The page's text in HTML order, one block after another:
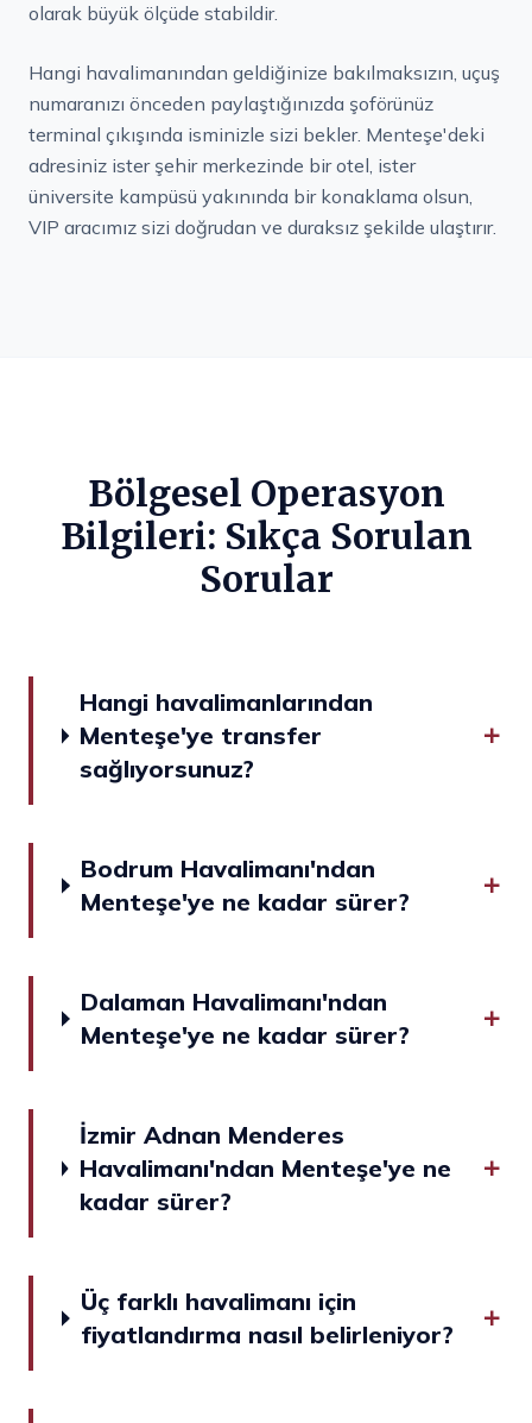
olarak büyük ölçüde stabildir.
Hangi havalimanından geldiğinize bakılmaksızın, uçuş
numaranızı önceden paylaştığınızda şoförünüz
terminal çıkışında isminizle sizi bekler. Menteşe'deki
adresiniz ister şehir merkezinde bir otel, ister
üniversite kampüsü yakınında bir konaklama olsun,
VIP aracımız sizi doğrudan ve duraksız şekilde ulaştırır.
Bölgesel Operasyon
Bilgileri: Sıkça Sorulan
Sorular
Hangi havalimanlarından
Menteşe'ye transfer
sağlıyorsunuz?
Bodrum Havalimanı'ndan
Menteşe'ye ne kadar sürer?
Dalaman Havalimanı'ndan
Menteşe'ye ne kadar sürer?
İzmir Adnan Menderes
Havalimanı'ndan Menteşe'ye ne
kadar sürer?
Üç farklı havalimanı için
fiyatlandırma nasıl belirleniyor?